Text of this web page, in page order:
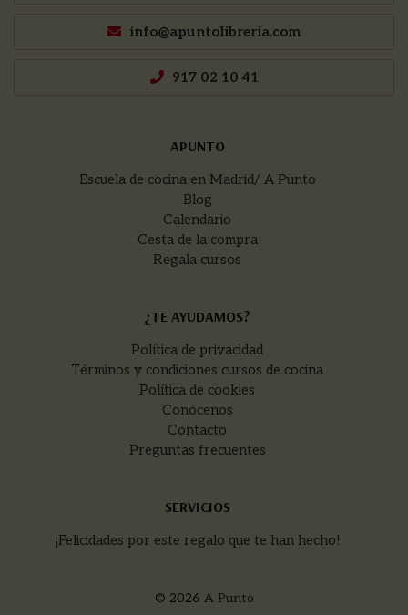
info@apuntolibreria.com
917 02 10 41
APUNTO
Escuela de cocina en Madrid/ A Punto
Blog
Calendario
Cesta de la compra
Regala cursos
¿TE AYUDAMOS?
Política de privacidad
Términos y condiciones cursos de cocina
Política de cookies
Conócenos
Contacto
Preguntas frecuentes
SERVICIOS
¡Felicidades por este regalo que te han hecho!
© 2026 A Punto